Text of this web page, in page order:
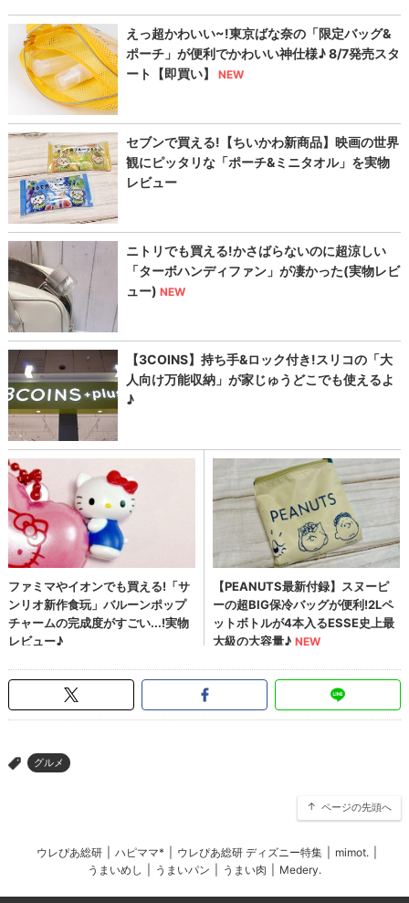
> グルメ
ページの先頭へ
ウレぴあ総研 ハピママ* ウレぴあ総研 ディズニー特集 mimot.
うまいめし
うまいパン うまい肉 Medery.